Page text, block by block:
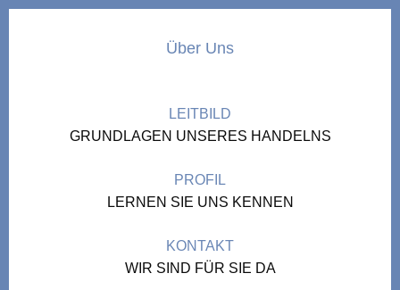
Über Uns
LEITBILD
GRUNDLAGEN UNSERES HANDELNS
PROFIL
LERNEN SIE UNS KENNEN
KONTAKT
WIR SIND FÜR SIE DA